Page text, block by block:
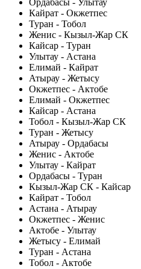
Ордабасы - Улытау
Кайрат - Окжетпес
Туран - Тобол
Женис - Кызыл-Жар СК
Кайсар - Туран
Улытау - Астана
Елимай - Кайрат
Атырау - Жетысу
Окжетпес - Актобе
Елимай - Окжетпес
Кайсар - Астана
Тобол - Кызыл-Жар СК
Туран - Жетысу
Атырау - Ордабасы
Женис - Актобе
Улытау - Кайрат
Ордабасы - Туран
Кызыл-Жар СК - Кайсар
Кайрат - Тобол
Астана - Атырау
Окжетпес - Женис
Актобе - Улытау
Жетысу - Елимай
Туран - Астана
Тобол - Актобе